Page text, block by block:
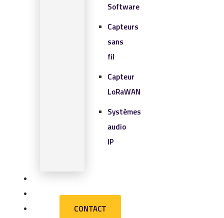
Software
Capteurs
sans
fil
Capteur
LoRaWAN
Systèmes
audio
IP
BLOG
CONTACTCONTACT